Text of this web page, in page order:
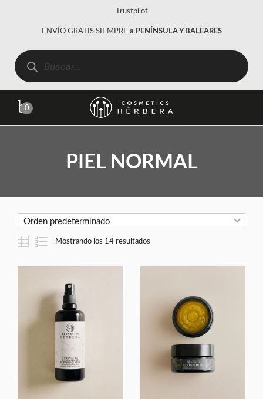
Trustpilot
ENVÍO GRATIS SIEMPRE a PENÍNSULA Y BALEARES
0
PIEL NORMAL
Mostrando los 14 resultados